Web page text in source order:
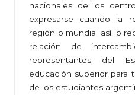
nacionales de los
expresarse cuando la
región o mundial así lo
relación de
representantes del
educación superior para
de los estudiantes